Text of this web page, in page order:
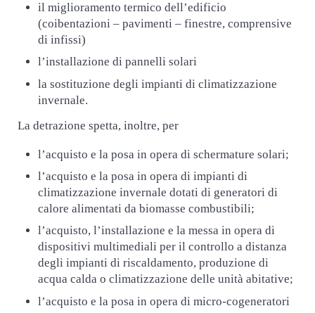
il miglioramento termico dell’edificio
(coibentazioni – pavimenti – finestre, comprensive
di infissi)
l’installazione di pannelli solari
la sostituzione degli impianti di climatizzazione
invernale.
La detrazione spetta, inoltre, per
l’acquisto e la posa in opera di schermature solari;
l’acquisto e la posa in opera di impianti di
climatizzazione invernale dotati di generatori di
calore alimentati da biomasse combustibili;
l’acquisto, l’installazione e la messa in opera di
dispositivi multimediali per il controllo a distanza
degli impianti di riscaldamento, produzione di
acqua calda o climatizzazione delle unità abitative;
l’acquisto e la posa in opera di micro-cogeneratori